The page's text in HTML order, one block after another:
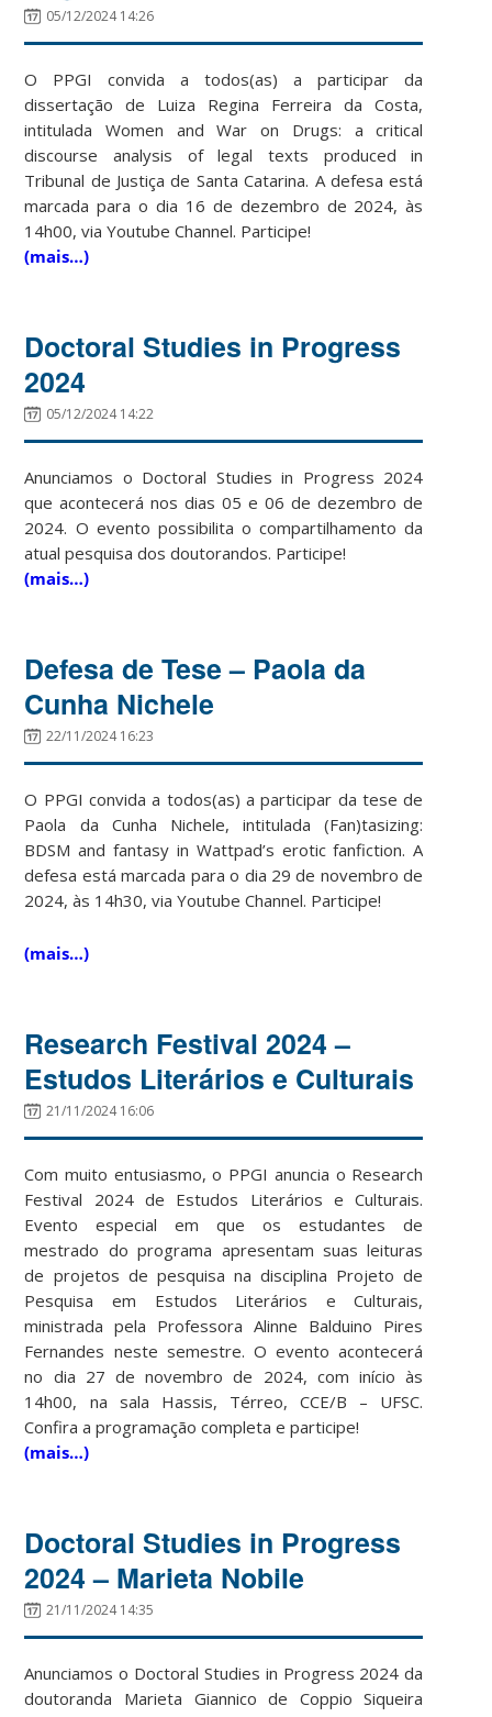
05/12/2024 14:26
O PPGI convida a todos(as) a participar da
dissertação de Luiza Regina Ferreira da Costa,
intitulada Women and War on Drugs: a critical
discourse analysis of legal texts produced in
Tribunal de Justiça de Santa Catarina. A defesa está
marcada para o dia 16 de dezembro de 2024, às
14h00, via Youtube Channel. Participe!
(mais…)
Doctoral Studies in Progress
2024
05/12/2024 14:22
Anunciamos o Doctoral Studies in Progress 2024
que acontecerá nos dias 05 e 06 de dezembro de
2024. O evento possibilita o compartilhamento da
atual pesquisa dos doutorandos. Participe!
(mais…)
Defesa de Tese – Paola da
Cunha Nichele
22/11/2024 16:23
O PPGI convida a todos(as) a participar da tese de
Paola da Cunha Nichele, intitulada (Fan)tasizing:
BDSM and fantasy in Wattpad’s erotic fanfiction. A
defesa está marcada para o dia 29 de novembro de
2024, às 14h30, via Youtube Channel. Participe!
(mais…)
Research Festival 2024 –
Estudos Literários e Culturais
21/11/2024 16:06
Com muito entusiasmo, o PPGI anuncia o Research
Festival 2024 de Estudos Literários e Culturais.
Evento especial em que os estudantes de
mestrado do programa apresentam suas leituras
de projetos de pesquisa na disciplina Projeto de
Pesquisa em Estudos Literários e Culturais,
ministrada pela Professora Alinne Balduino Pires
Fernandes neste semestre. O evento acontecerá
no dia 27 de novembro de 2024, com início às
14h00, na sala Hassis, Térreo, CCE/B – UFSC.
Confira a programação completa e participe!
(mais…)
Doctoral Studies in Progress
2024 – Marieta Nobile
21/11/2024 14:35
Anunciamos o Doctoral Studies in Progress 2024 da
doutoranda Marieta Giannico de Coppio Siqueira